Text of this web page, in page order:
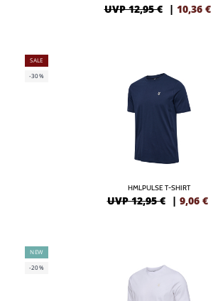
UVP 12,95 € | 10,36 €
SALE
-30%
HMLPULSE T-SHIRT
UVP 12,95 € | 9,06 €
NEW
-20%